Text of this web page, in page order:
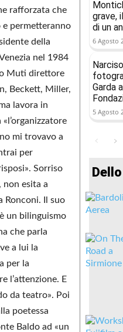
rafforzata che
permetteranno
della
nel 1984
Muti direttore
Beckett, Miller,
lavora in
mi trovavo a
per
Sorriso
esita a
Ronconi. Il suo
un bilinguismo
che parla
a lui la
per la
l’attenzione. E
da teatro». Poi
poetessa
Baldo ad «un
grave,
di un
6 Agosto
Garda
5 Agosto